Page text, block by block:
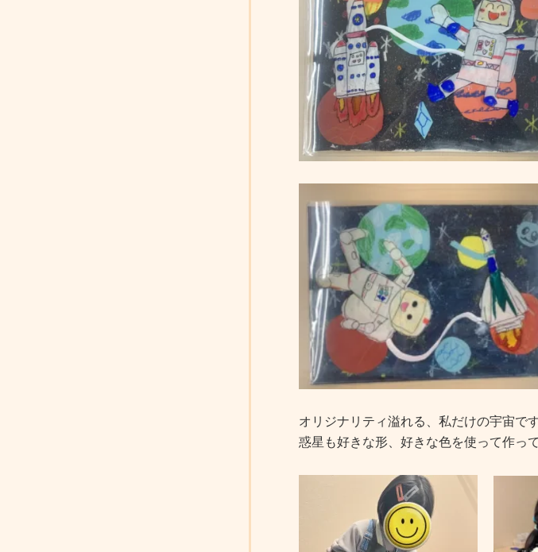
オリジナリティ溢れる、私だけの宇宙で
惑星も好きな形、好きな色を使って作っ